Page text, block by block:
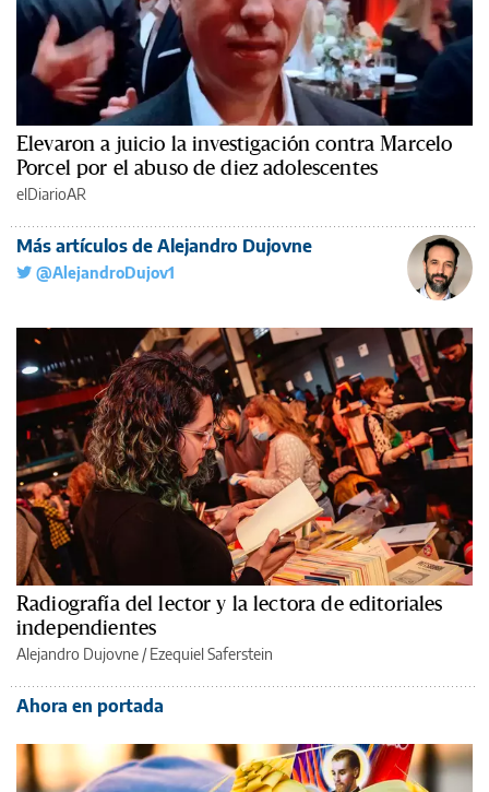
Elevaron a juicio la investigación contra Marcelo
Porcel por el abuso de diez adolescentes
elDiarioAR
Más artículos de Alejandro Dujovne
@AlejandroDujov1
Radiografía del lector y la lectora de editoriales
independientes
Alejandro Dujovne /Ezequiel Saferstein
Ahora en portada